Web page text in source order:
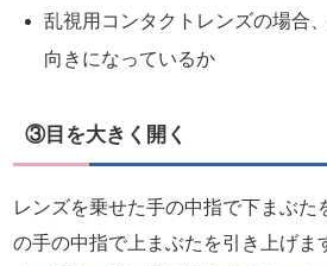
乱視用コンタクトレンズの場合
向きになっているか
③目を大きく開く
レンズを乗せた手の中指で下まぶた
の手の中指で上まぶたを引き上げま